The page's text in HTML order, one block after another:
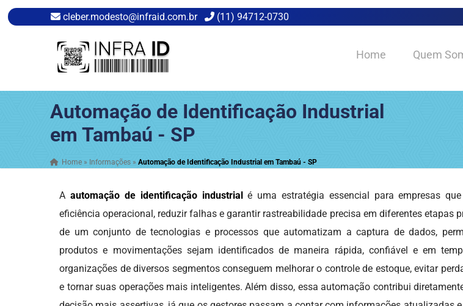
cleber.modesto@infraid.com.br (11) 94712-0730
Home Quem
Automação de Identificação Industrial
em Tambaú - SP
Home » Informações »Automação de Identificação Industrial em Tambaú - SP
Aautomação de identificação industrialé uma estratégia essencial para empresas
eficiência operacional, reduzir falhas e garantir rastreabilidade precisa em diferentes etapas
de um conjunto de tecnologias e processos que automatizam a captura de dados,
produtos e movimentações sejam identificados de maneira rápida, confiável e em
organizações de diversos segmentos conseguem melhorar o controle de estoque, evitar
e tornar suas operações mais inteligentes. Além disso, essa automação contribui